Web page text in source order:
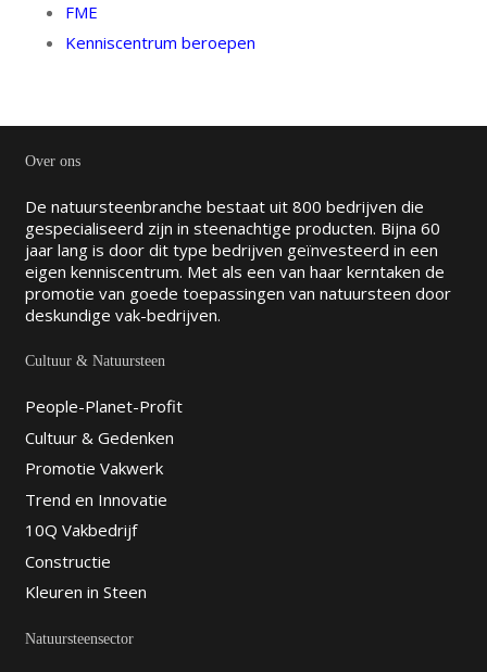
FME
Kenniscentrum beroepen
Over ons
De natuursteenbranche bestaat uit 800 bedrijven die
gespecialiseerd zijn in steenachtige producten. Bijna 60
jaar lang is door dit type bedrijven geïnvesteerd in een
eigen kenniscentrum. Met als een van haar kerntaken de
promotie van goede toepassingen van natuursteen door
deskundige vak-bedrijven.
Cultuur & Natuursteen
People-Planet-Profit
Cultuur & Gedenken
Promotie Vakwerk
Trend en Innovatie
10Q Vakbedrijf
Constructie
Kleuren in Steen
Natuursteensector